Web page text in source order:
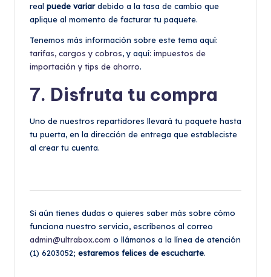
real puede variardebido a la tasa de cambio que
aplique al momento de facturar tu paquete.
Tenemos más información sobre este tema aquí:
tarifas, cargos y cobros, y aquí: impuestos de
importación y tips de ahorro.
7. Disfruta tu compra
Uno de nuestros repartidores llevará tu paquete hasta
tu puerta, en la dirección de entrega que estableciste
al crear tu cuenta.
Si aún tienes dudas o quieres saber más sobre cómo
funciona nuestro servicio, escríbenos al correo
admin@ultrabox.com o llámanos a la línea de atención
(1) 6203052; estaremos felices de escucharte.